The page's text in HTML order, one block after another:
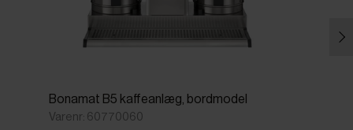
Bonamat B5 kaffeanlæg, bordmodel
Varenr: 60770060